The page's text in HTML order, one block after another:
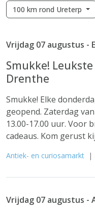
100 km rond Ureterp
Vrijdag 07 augustus -
Smukke!
Drenthe
Smukke! Elke
geopend. Zaterdag
13.00-17.00 uur. Voor
cadeaus. Kom gerust
Antiek- en curiosamarkt |
Vrijdag 07 augustus -